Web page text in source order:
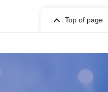
Top of page